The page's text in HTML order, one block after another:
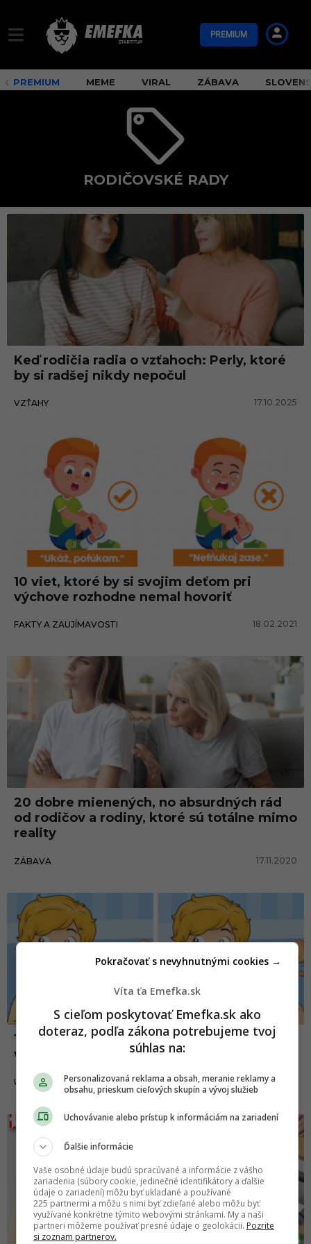
PREMIUM
PREMIUM MEME VIRAL ZÁBAVA
RODIČOVSKÉ RADY
i
v
s
é
Keď rodičia radia o vzťahoch: Perly, ktoré
by si radšej nikdy nepočul
VZŤAHY 17.10.2025
10 viet, ktoré by si svojim deťom pri
výchove rozhodne nemal hovoriť
FAKTY A ZAUJÍMAVOSTI 18.02.2021
20 dobre mienených, no absurdných rád
od rodičov a rodiny, ktoré sú totálne mimo
reality
ZÁBAVA 17.11.2020
10 viet, ktoré by si svojim deťom pri
výchove rozhodne nemal hovoriť (2. časť)
UMENIE 28.03.2020
Víta ťa Emefka.sk
S cieľom poskytovať Emefka.sk ako
doteraz, podľa zákona potrebujeme tvoj
súhlas na:
Personalizovaná reklama a obsah, meranie reklamy a
obsahu, prieskum cieľových skupín a vývoj služieb
Uchovávanie alebo prístup k informáciám na zariadení
Ďalšie informácie
Vaše osobné údaje budú spracúvané a informácie z vášho
zariadenia (súbory cookie, jedinečné identifikátory a ďalšie
údaje o zariadení) môžu byť ukladané a používané
225 partnermi a môžu s nimi byť zdieľané alebo môžu byť
využívané konkrétne týmito webovými stránkami. My a naši
partneri môžeme používať presné údaje o geolokácii. Pozrite
si zoznam partnerov.
Pokračovať s nevyhnutnými cookies →